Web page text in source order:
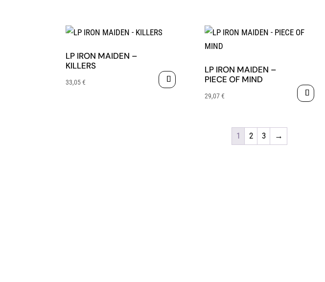
LP IRON MAIDEN –
KILLERS
33,05€
LP IRON MAIDEN –
PIECE OF MIND
29,07€
1 2 3 →